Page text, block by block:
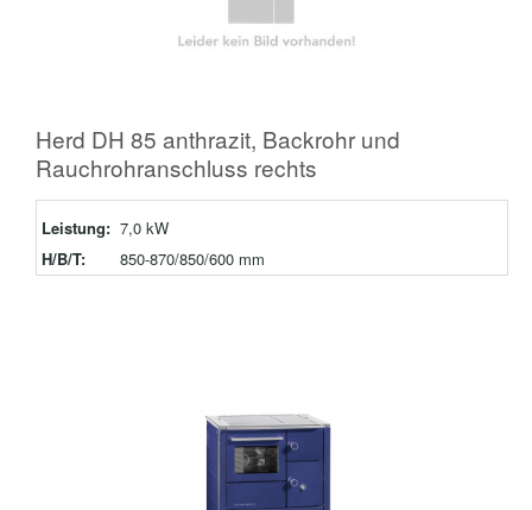
Herd DH 85 anthrazit, Backrohr und
Rauchrohranschluss rechts
Leistung: 7,0 kW
H/B/T:
850-870/850/600 mm